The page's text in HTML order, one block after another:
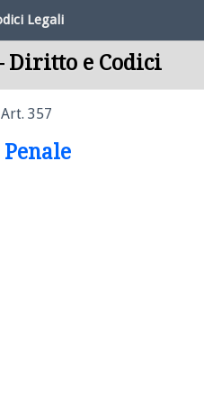
Legali
Diritto e Codici
Art. 357